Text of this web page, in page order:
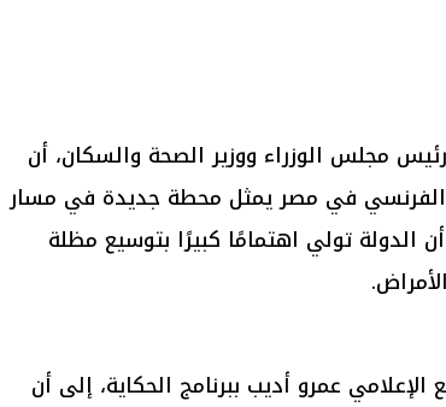
رئيس مجلس الوزراء ووزير الصحة والسكان، أن
في مصر يمثل محطة جديدة في مسار
الدولة تولي اهتمامًا كبيرًا بتوسيع مظلة
عمرو أديب ببرنامج الحكاية، إلى أن